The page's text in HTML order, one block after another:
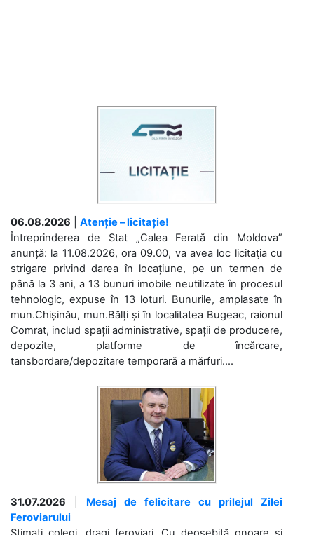
06.08.2026
Atenție – licitație!
Întreprinderea de Stat „Calea Ferată din Moldova”
anunță: la 11.08.2026, ora 09.00, va avea loc licitaţia cu
strigare privind darea în locațiune, pe un termen de
până la 3 ani, a 13 bunuri imobile neutilizate în procesul
tehnologic, expuse în 13 loturi. Bunurile, amplasate în
mun.Chișinău, mun.Bălți și în localitatea Bugeac, raionul
Comrat, includ spații administrative, spații de producere,
depozite, platforme de încărcare,
tansbordare/depozitare temporară a mărfuri....
31.07.2026
Mesaj de felicitare cu prilejul Zilei
Feroviarului